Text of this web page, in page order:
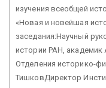
изучения всеобщей
«Новая и новейшая
заседания:Научный
истории РАН, академик
Отделения историко-
ТишковДиректор